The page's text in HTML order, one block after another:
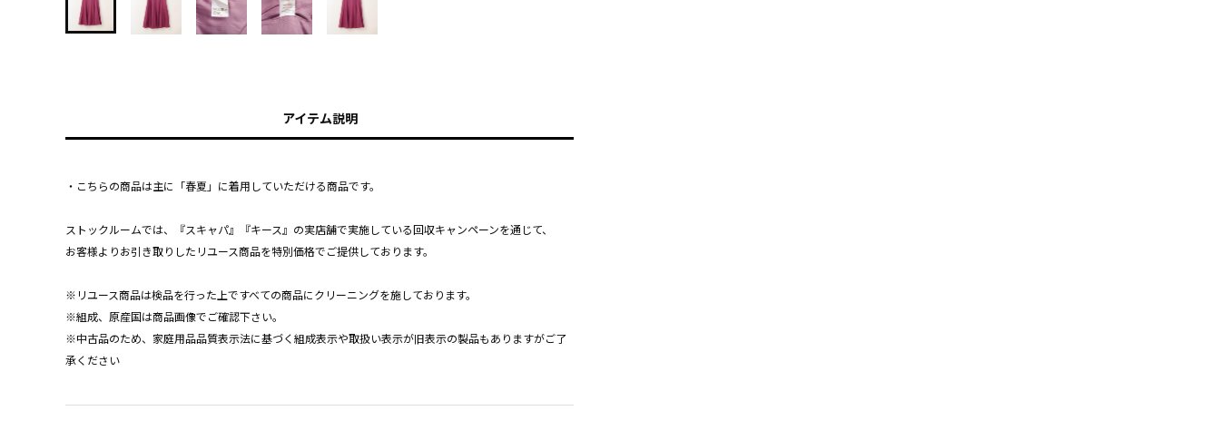
アイテム説明
・こちらの商品は主に「春夏」に着用していただける商品です。
ストックルームでは、『スキャパ』『キース』の実店舗で実施している回収キャンペーンを通じて、
お客様よりお引き取りしたリユース商品を特別価格でご提供しております。
※リユース商品は検品を行った上ですべての商品にクリーニングを施しております。
※組成、原産国は商品画像でご確認下さい。
※中古品のため、家庭用品品質表示法に基づく組成表示や取扱い表示が旧表示の製品もありますがご了
承ください